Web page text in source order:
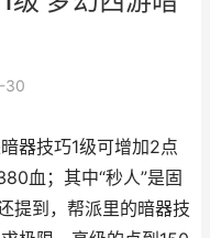
30
器技巧1级可增加2点
血；其中“秒人”是固
提到，帮派里的暗器技